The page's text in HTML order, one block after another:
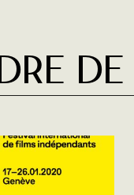
de